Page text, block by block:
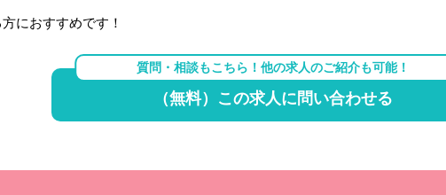
におすすめです！
質問・相談もこちら！他の求人のご紹介も可能！
（無料）この求人に問い合わせる